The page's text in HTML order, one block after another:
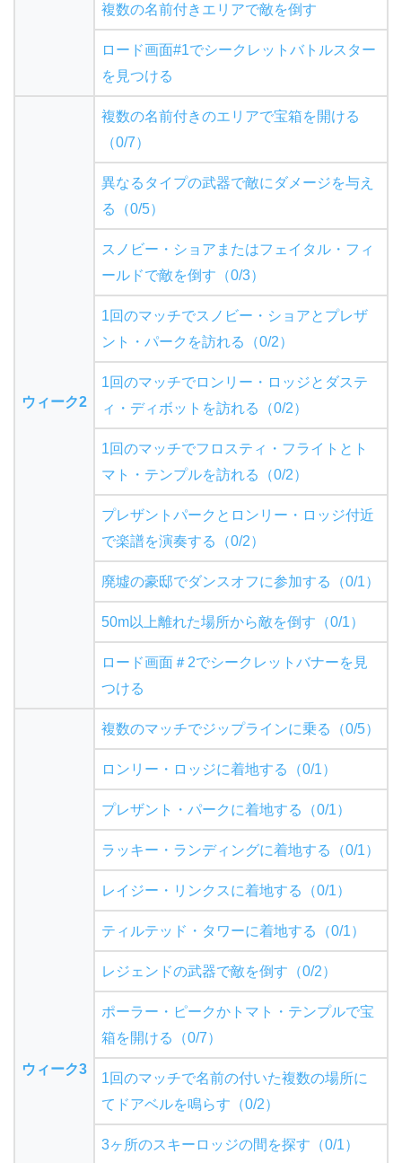
複数の名前付きエリアで敵を倒す
ロード画面#1でシークレットバトルスター
を見つける
ウィーク2
複数の名前付きのエリアで宝箱を開ける
（0/7）
異なるタイプの武器で敵にダメージを与え
る（0/5）
スノビー・ショアまたはフェイタル・フィ
ールドで敵を倒す（0/3）
1回のマッチでスノビー・ショアとプレザ
ント・パークを訪れる（0/2）
1回のマッチでロンリー・ロッジとダステ
ィ・ディボットを訪れる（0/2）
1回のマッチでフロスティ・フライトとト
マト・テンプルを訪れる（0/2）
プレザントパークとロンリー・ロッジ付近
で楽譜を演奏する（0/2）
廃墟の豪邸でダンスオフに参加する（0/1）
50m以上離れた場所から敵を倒す（0/1）
ロード画面＃2でシークレットバナーを見
つける
ウィーク3
複数のマッチでジップラインに乗る（0/5）
ロンリー・ロッジに着地する（0/1）
プレザント・パークに着地する（0/1）
ラッキー・ランディングに着地する（0/1）
レイジー・リンクスに着地する（0/1）
ティルテッド・タワーに着地する（0/1）
レジェンドの武器で敵を倒す（0/2）
ポーラー・ピークかトマト・テンプルで宝
箱を開ける（0/7）
1回のマッチで名前の付いた複数の場所に
てドアベルを鳴らす（0/2）
3ヶ所のスキーロッジの間を探す（0/1）